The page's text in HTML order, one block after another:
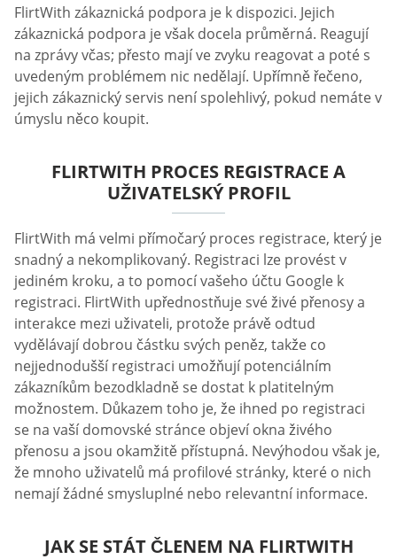
FlirtWith zákaznická podpora je k dispozici. Jejich
zákaznická podpora je však docela průměrná. Reagují
na zprávy včas; přesto mají ve zvyku reagovat a poté s
uvedeným problémem nic nedělají. Upřímně řečeno,
jejich zákaznický servis není spolehlivý, pokud nemáte v
úmyslu něco koupit.
FLIRTWITH PROCES REGISTRACE A
UŽIVATELSKÝ PROFIL
FlirtWith má velmi přímočarý proces registrace, který je
snadný a nekomplikovaný. Registraci lze provést v
jediném kroku, a to pomocí vašeho účtu Google k
registraci. FlirtWith upřednostňuje své živé přenosy a
interakce mezi uživateli, protože právě odtud
vydělávají dobrou částku svých peněz, takže co
nejjednodušší registraci umožňují potenciálním
zákazníkům bezodkladně se dostat k platitelným
možnostem. Důkazem toho je, že ihned po registraci
se na vaší domovské stránce objeví okna živého
přenosu a jsou okamžitě přístupná. Nevýhodou však je,
že mnoho uživatelů má profilové stránky, které o nich
nemají žádné smysluplné nebo relevantní informace.
JAK SE STÁT ČLENEM NA FLIRTWITH